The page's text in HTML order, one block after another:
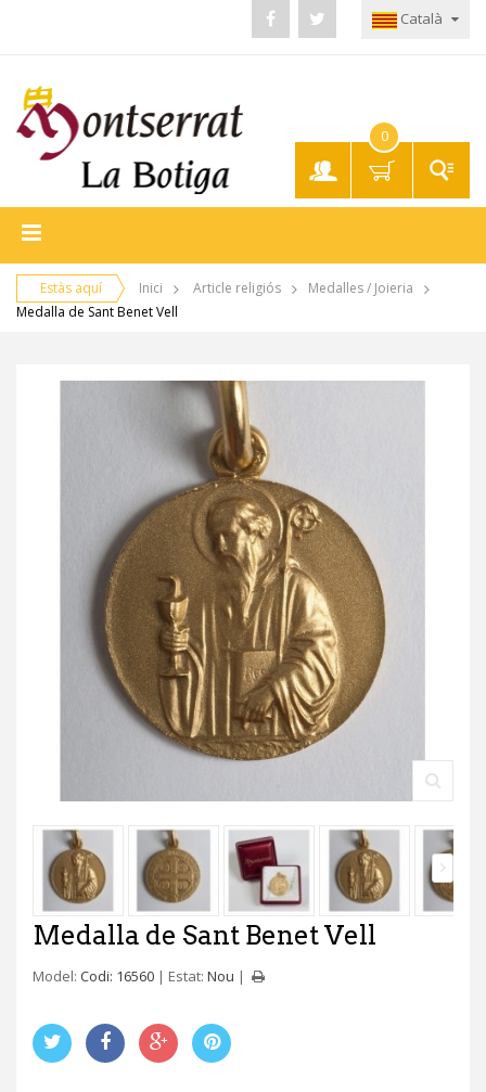
compte
Català
0
Estàs aquí Inici Article religiós
Medalles / Joieria
Medalla de Sant Benet Vell
Medalla de Sant Benet Vell
Model: Codi: 16560 Estat: Nou